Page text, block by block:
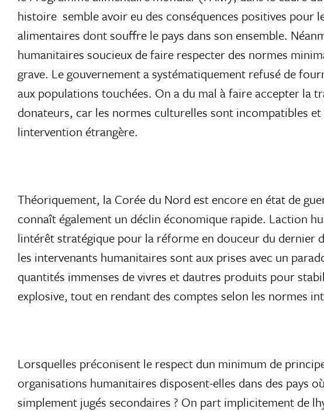
histoire  semble avoir eu des conséquences positives
alimentaires dont souffre le pays dans son ensemble.
humanitaires soucieux de faire respecter des normes
grave. Le gouvernement a systématiquement refusé de
aux populations touchées. On a du mal à faire accepter la
donateurs, car les normes culturelles sont incompatibles
lintervention étrangère.
Théoriquement, la Corée du Nord est encore en état de
connaît également un déclin économique rapide. Laction
lintérêt stratégique pour la réforme en douceur du
les intervenants humanitaires sont aux prises avec un
quantités immenses de vivres et dautres produits pour
explosive, tout en rendant des comptes selon les normes
Lorsquelles préconisent le respect dun minimum de
organisations humanitaires disposent-elles dans des pays
simplement jugés secondaires ? On part implicitement de